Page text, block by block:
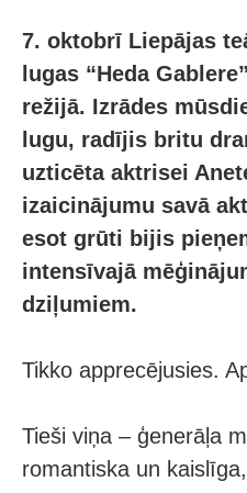
7. oktobrī Liepājas
lugas “Heda
režijā. Izrādes
lugu, radījis britu
uzticēta aktrisei
izaicinājumu savā
esot grūti bijis
intensīvajā
dziļumiem.
Tikko apprecējusies.
Tieši viņa – ģenerāļa
romantiska un